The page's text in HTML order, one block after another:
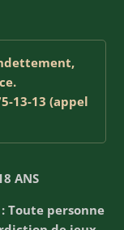
13-13 (appel
ANS
: Toute personne